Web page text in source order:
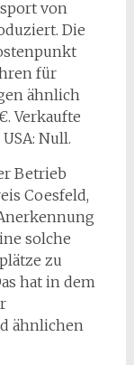
von
Die
für
ähnlich
Verkaufte
Null.
Betrieb
Coesfeld,
solche
zu
hat in dem
ähnlichen